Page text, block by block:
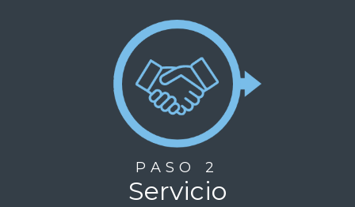
PASO 2
Servicio